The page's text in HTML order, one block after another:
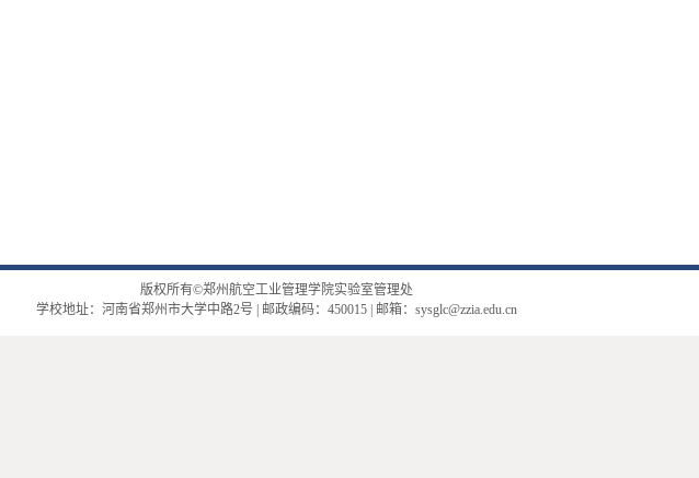
版权所有©郑州航空工业管理学院实验室管理处
学校地址：河南省郑州市大学中路2号 | 邮政编码：450015 | 邮箱：sysglc@zzia.edu.cn